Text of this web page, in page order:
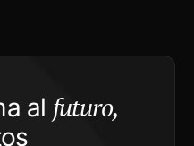
al futuro,